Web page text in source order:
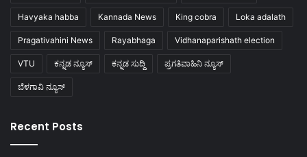
Havyaka habba Kannada News King cobra Loka adalath
Pragativahini News Rayabhaga Vidhanaparishath election
VTU ಕನ್ನಡ ನ್ಯೂಸ್ ಕನ್ನಡ ಸುದ್ದಿ ಪ್ರಗತಿವಾಹಿನಿ ನ್ಯೂಸ್
ಬೆಳಗಾವಿ ನ್ಯೂಸ್
Recent Posts